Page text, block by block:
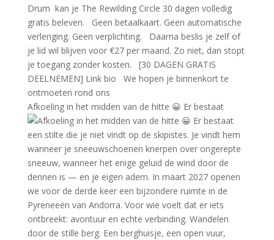
Afkoeling in het midden van de hitte 😀 Er bestaat